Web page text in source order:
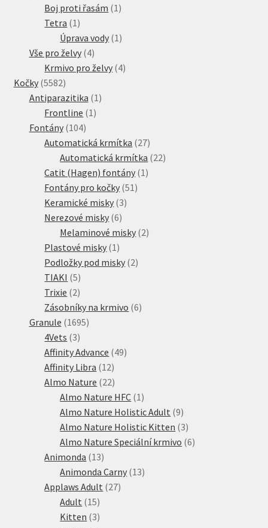
produkty
Boj proti řasám 1 1
Tetra 1 1
produkt
Úprava vody 1 1
Vše pro želvy 44
produkty
Krmivo pro želvy 44
Kočky 55825582
produktů
Antiparazitika 1 1
Frontline 1 1
Fontány 104104
produktů
Automatická krmítka 2727
produktů
Automatická krmítka 2222
Catit (Hagen) fontány 1 1
Fontány pro kočky 51 51
Keramické misky 33
Nerezové misky 66
produktů
Melaminové misky 22
Plastové misky 1 1
produkt
Podložky pod misky 22
TIAKI 55
produktů
Trixie 22
produkty
Zásobníky na krmivo 66
Granule 16951695
4Vets 33
produkty
Affinity Advance 4949
Affinity Libra 1212
produktů
Almo Nature 2222
produktů
Almo Nature HFC 1 1
produkt
Almo Nature Holistic Adult 99
produktů
Almo Nature Holistic Kitten 33
produkty
Almo Nature Speciální krmivo 66
Animonda 1313
produktů
Animonda Carny 1313
Applaws Adult 2727
Adult 1515
produktů
Kitten 33